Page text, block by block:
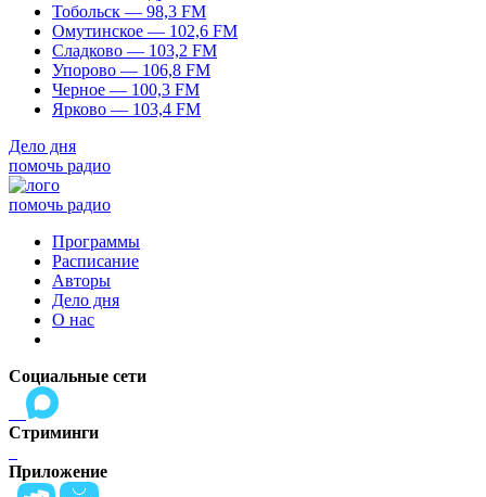
Тобольск — 98,3 FM
Омутинское — 102,6 FM
Сладково — 103,2 FM
Упорово — 106,8 FM
Черное — 100,3 FM
Ярково — 103,4 FM
Дело дня
помочь радио
помочь радио
Программы
Расписание
Авторы
Дело дня
О нас
Социальные сети
Стриминги
Приложение